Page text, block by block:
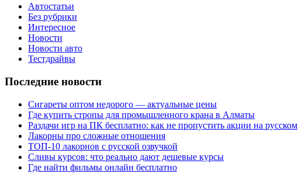
Автостатьи
Без рубрики
Интересное
Новости
Новости авто
Тестдрайвы
Последние новости
Сигареты оптом недорого — актуальные цены
Где купить стропы для промышленного крана в Алматы
Раздачи игр на ПК бесплатно: как не пропустить акции на русском
Лакорны про сложные отношения
ТОП-10 лакорнов с русской озвучкой
Сливы курсов: что реально дают дешевые курсы
Где найти фильмы онлайн бесплатно